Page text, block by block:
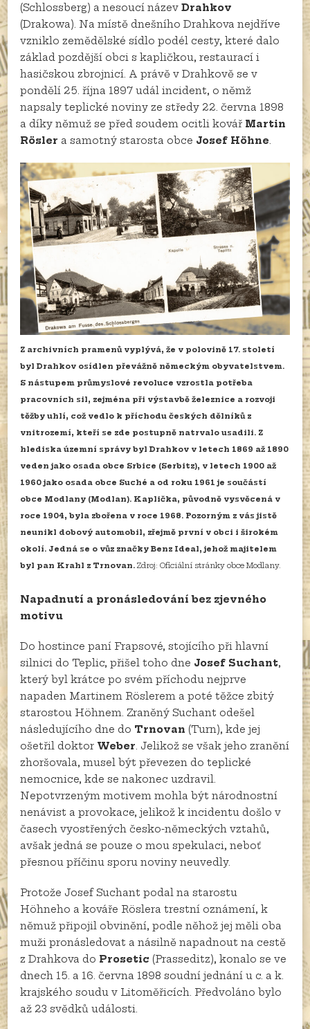
(Schlossberg) a nesoucí název Drahkov
(Drakowa). Na místě dnešního Drahkova nejdříve
vzniklo zemědělské sídlo podél cesty, které dalo
základ pozdější obci s kapličkou, restaurací i
hasičskou zbrojnicí. A právě v Drahkově se v
pondělí 25. října 1897 udál incident, o němž
napsaly teplické noviny ze středy 22. června 1898
a díky němuž se před soudem ocitli kovář Martin
Rösler a samotný starosta obce Josef Höhne.
Z archivních pramenů vyplývá, že v polovině 17. století
byl Drahkov osídlen převážně německým obyvatelstvem.
S nástupem průmyslové revoluce vzrostla potřeba
pracovních sil, zejména při výstavbě železnice a rozvoji
těžby uhlí, což vedlo k příchodu českých dělníků z
vnitrozemí, kteří se zde postupně natrvalo usadili. Z
hlediska územní správy byl Drahkov v letech 1869 až 1890
veden jako osada obce Srbice (Serbitz), v letech 1900 až
1960 jako osada obce Suché a od roku 1961 je součástí
obce Modlany (Modlan). Kaplička, původně vysvěcená v
roce 1904, byla zbořena v roce 1968. Pozorným z vás jistě
neunikl dobový automobil, zřejmě první v obci i širokém
okolí. Jedná se o vůz značky Benz Ideal, jehož majitelem
byl pan Krahl z Trnovan. Zdroj: Oficiální stránky obce Modlany.
Napadnutí a pronásledování bez zjevného
motivu
Do hostince paní Frapsové, stojícího při hlavní
silnici do Teplic, přišel toho dne Josef Suchant,
který byl krátce po svém příchodu nejprve
napaden Martinem Röslerem a poté těžce zbitý
starostou Höhnem. Zraněný Suchant odešel
následujícího dne do Trnovan (Turn), kde jej
ošetřil doktor Weber. Jelikož se však jeho zranění
zhoršovala, musel být převezen do teplické
nemocnice, kde se nakonec uzdravil.
Nepotvrzeným motivem mohla být národnostní
nenávist a provokace, jelikož k incidentu došlo v
časech vyostřených česko-německých vztahů,
avšak jedná se pouze o mou spekulaci, neboť
přesnou příčinu sporu noviny neuvedly.
Protože Josef Suchant podal na starostu
Höhneho a kováře Röslera trestní oznámení, k
němuž připojil obvinění, podle něhož jej měli oba
muži pronásledovat a násilně napadnout na cestě
z Drahkova do Prosetic (Prasseditz), konalo se ve
dnech 15. a 16. června 1898 soudní jednání u c. a k.
krajského soudu v Litoměřicích. Předvoláno bylo
až 23 svědků události.